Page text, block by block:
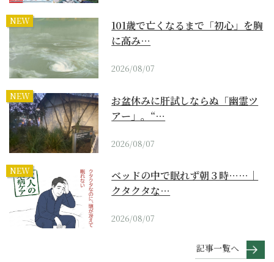
NEW
101歳で亡くなるまで「初心」を胸
に高み…
2026/08/07
NEW
お盆休みに肝試しならぬ「幽霊ツ
アー」。“…
2026/08/07
NEW
ベッドの中で眠れず朝３時……｜
クタクタな…
2026/08/07
記事一覧へ